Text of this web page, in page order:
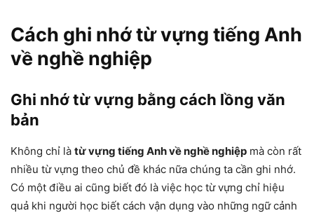
Cách ghi nhớ từ vựng tiếng Anh
về nghề nghiệp
Ghi nhớ từ vựng bằng cách lồng văn
bản
Không chỉ là từ vựng tiếng Anh về nghề nghiệp mà còn rất
nhiều từ vựng theo chủ đề khác nữa chúng ta cần ghi nhớ.
Có một điều ai cũng biết đó là việc học từ vựng chỉ hiệu
quả khi người học biết cách vận dụng vào những ngữ cảnh